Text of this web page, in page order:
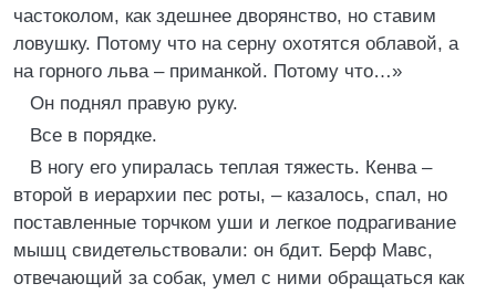
частоколом, как здешнее дворянство, но ставим
ловушку. Потому что на серну охотятся облавой, а
на горного льва – приманкой. Потому что…»
Он поднял правую руку.
Все в порядке.
В ногу его упиралась теплая тяжесть. Кенва –
второй в иерархии пес роты, – казалось, спал, но
поставленные торчком уши и легкое подрагивание
мышц свидетельствовали: он бдит. Берф Мавс,
отвечающий за собак, умел с ними обращаться как